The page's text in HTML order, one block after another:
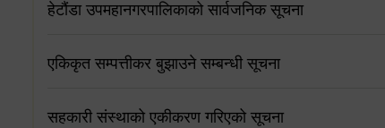
हेटौंडा उपमहानगरपालिकाको सार्वजनिक सूचना
एकिकृत सम्पत्तीकर बुझाउने सम्बन्धी सूचना
सहकारी संस्थाको एकीकरण गरिएको सूचना